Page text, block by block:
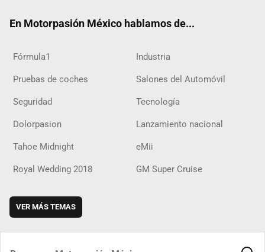
En Motorpasión México hablamos de...
Fórmula1 Industria
Pruebas de coches Salones del Automóvil
Seguridad Tecnología
Dolorpasion Lanzamiento nacional
Tahoe Midnight eMii
Royal Wedding 2018 GM Super Cruise
VER MÁS TEMAS